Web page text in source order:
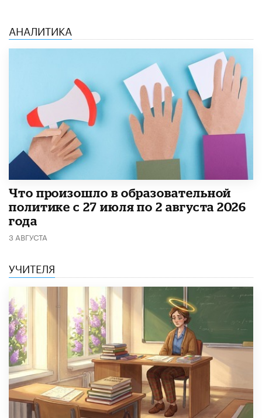
АНАЛИТИКА
​Что произошло в образовательной
политике с 27 июля по 2 августа 2026
года
3 АВГУСТА
УЧИТЕЛЯ